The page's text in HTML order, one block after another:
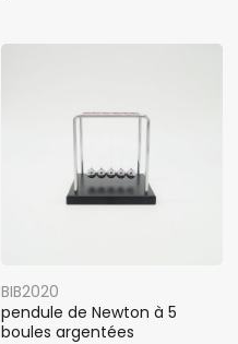
BIB2020
pendule de Newton à 5
boules argentées